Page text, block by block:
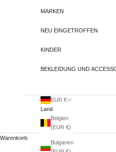
MARKEN
NEU EINGETROFFEN
KINDER
BEKLEIDUNG UND
EUR €
Land
Belgien
(EUR €)
Bulgarien
Warenkorb